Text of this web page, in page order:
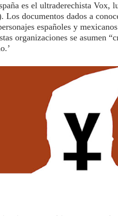
es el ultraderechista Vox,
Los documentos dados a
españoles y
organizaciones se asumen